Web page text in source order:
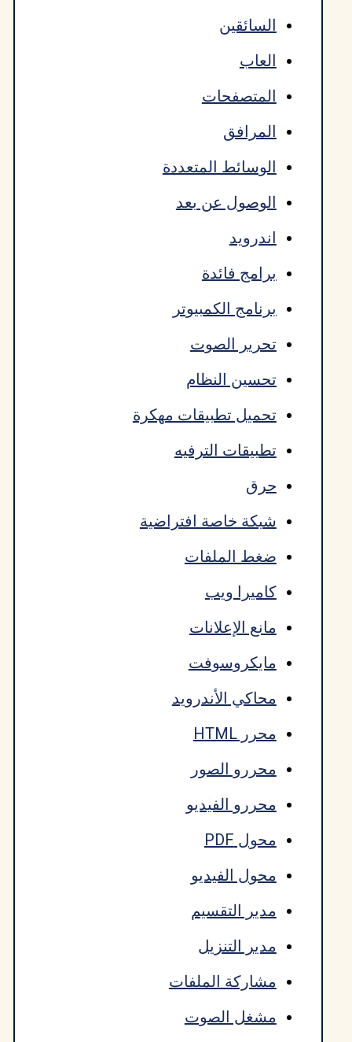
السائقين
المتصفحات
المرافق
الوسائط المتعددة
الوصول عن بعد
برامج فائدة
برنامج الكمبيوتر
تحرير الصوت
تحسين النظام
تحميل تطبيقات مهكرة
تطبيقات الترفيه
شبكة خاصة افتراضية
ضغط الملفات
كاميرا ويب
مانع الإعلانات
مايكروسوفت
محاكي الأندرويد
محررو الصور
محررو الفيديو
محول الفيديو
مدير التقسيم
مدير التنزيل
مشاركة الملفات
مشغل الصوت